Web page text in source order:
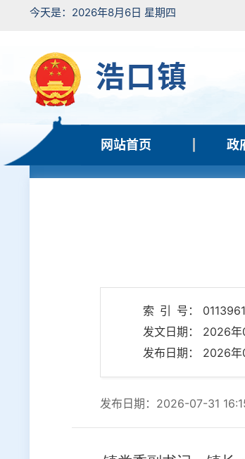
今天是：2026年8月6日 星期四
浩口镇
网站首页 政
索 引 号：
发文日期： 2026年
发布日期： 2026年
发布日期：2026-07-31